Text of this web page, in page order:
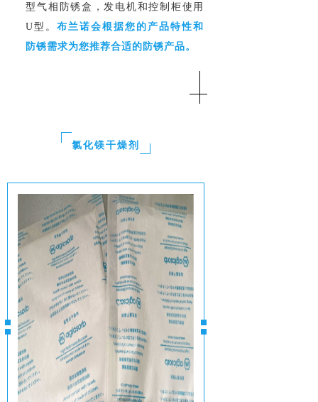
型气相防锈盒，发电机和控制柜使用
U型。布兰诺会根据您的产品特性和
防锈需求为您推荐合适的防锈产品。
氯化镁干燥剂